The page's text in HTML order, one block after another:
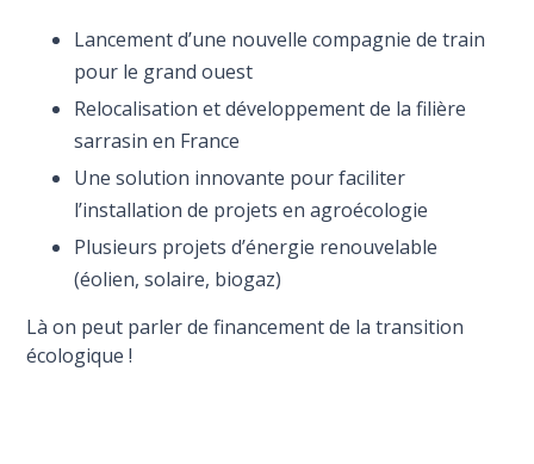
Lancement d’une nouvelle compagnie de train
pour le grand ouest
Relocalisation et développement de la filière
sarrasin en France
Une solution innovante pour faciliter
l’installation de projets en agroécologie
Plusieurs projets d’énergie renouvelable
(éolien, solaire, biogaz)
Là on peut parler de financement de la transition
écologique !